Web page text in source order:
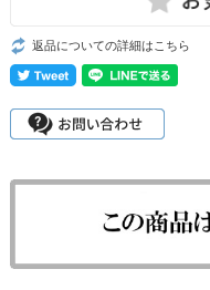
返品についての詳細はこちら